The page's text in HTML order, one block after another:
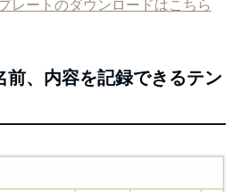
レートのダウンロードはこちら
前、内容を記録できるテン